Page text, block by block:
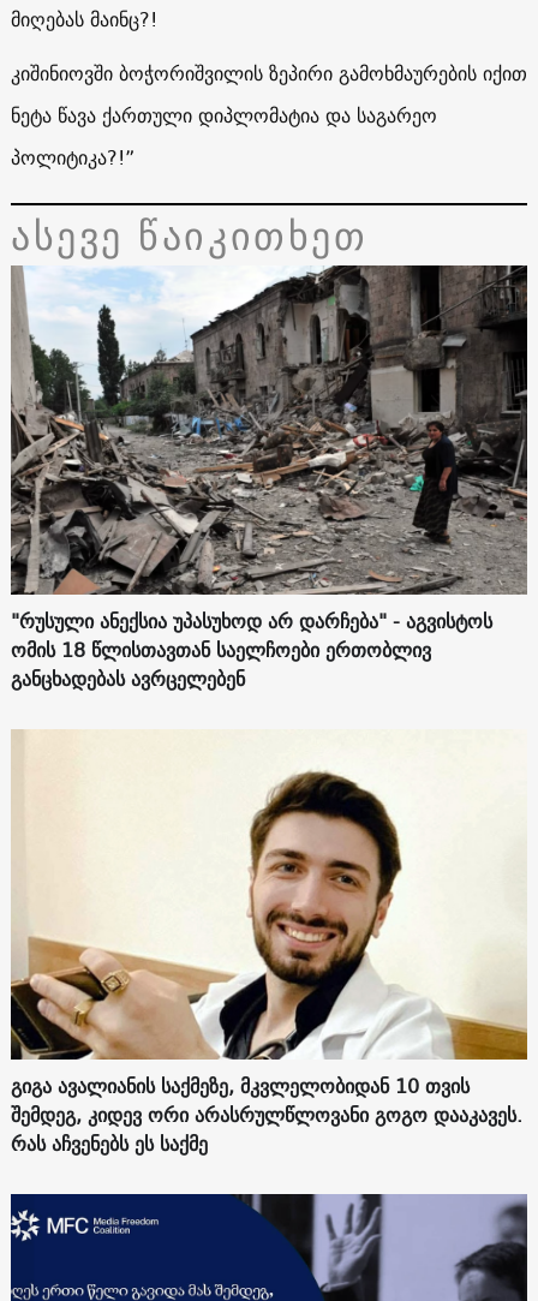
მიღებას მაინც?!
კიშინიოვში ბოჭორიშვილის ზეპირი გამოხმაურების იქით
ნეტა წავა ქართული დიპლომატია და საგარეო
პოლიტიკა?!”
ასევე წაიკითხეთ
"რუსული ანექსია უპასუხოდ არ დარჩება" - აგვისტოს
ომის 18 წლისთავთან საელჩოები ერთობლივ
განცხადებას ავრცელებენ
გიგა ავალიანის საქმეზე, მკვლელობიდან 10 თვის
შემდეგ, კიდევ ორი არასრულწლოვანი გოგო დააკავეს.
რას აჩვენებს ეს საქმე